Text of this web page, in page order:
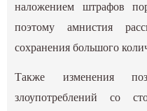
наложением штрафов
поэтому амнистия
сохранения большого
Также изменения
злоупотреблений со